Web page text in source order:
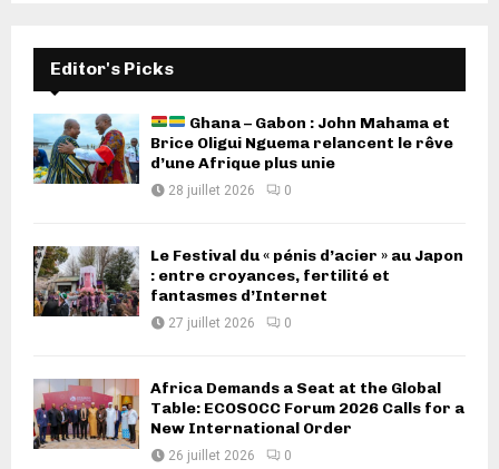
Editor's Picks
Ghana – Gabon : John Mahama et
Brice Oligui Nguema relancent le rêve
d’une Afrique plus unie
28 juillet 2026 0
Le Festival du « pénis d’acier » au Japon
: entre croyances, fertilité et
fantasmes d’Internet
27 juillet 2026 0
Africa Demands a Seat at the Global
Table: ECOSOCC Forum 2026 Calls for a
New International Order
26 juillet 2026 0